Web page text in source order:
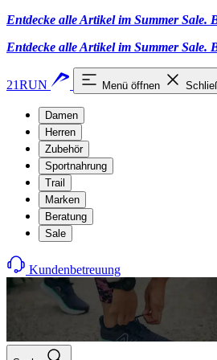
Entdecke alle Artikel im Summer Sale.
Entdecke alle Artikel im Summer Sale.
21RUN Menü öffnen
Damen
Herren
Zubehör
Sportnahrung
Trail
Marken
Beratung
Sale
Kundenbetreuung